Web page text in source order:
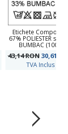
Etichete Compozitie
67% POLIESTER si
BUMBAC (1000
43,14 RON30,61
TVA Inclus